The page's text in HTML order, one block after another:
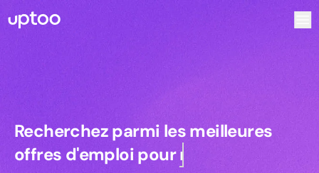
Recherchez parmi les meilleures
Recherchez parmi les meilleures
offres d'emploi pourcommerciaux